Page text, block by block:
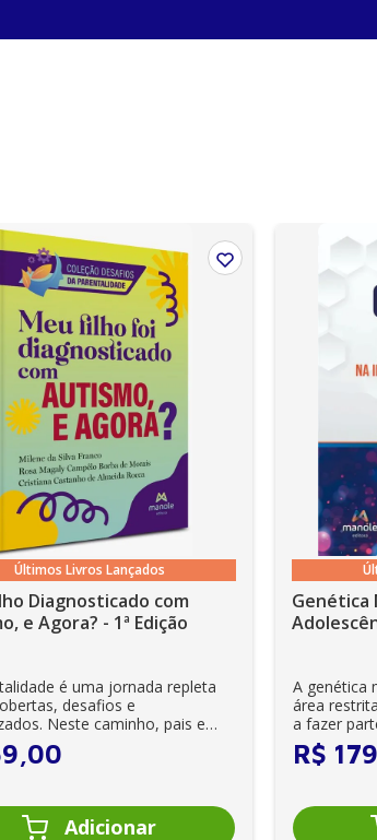
Últimos Livros Lançados
Diagnosticado com
e Agora? - 1ª Edição
é uma jornada repleta
desafios e
Neste caminho, pais e
se veem ...
,00
Genética
A genética
área
a fazer
R$ 179